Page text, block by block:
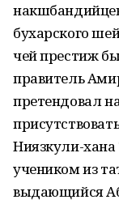
бухарского
чей престиж
правитель
претендовал
Ниязкули-
учеником из
выдающийся